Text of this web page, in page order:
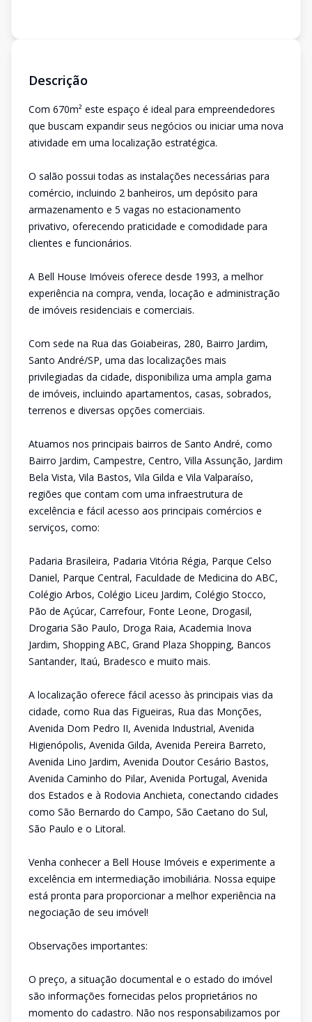
Descrição
Com 670m² este espaço é ideal para empreendedores
que buscam expandir seus negócios ou iniciar uma nova
atividade em uma localização estratégica.
O salão possui todas as instalações necessárias para
comércio, incluindo 2 banheiros, um depósito para
armazenamento e 5 vagas no estacionamento
privativo, oferecendo praticidade e comodidade para
clientes e funcionários.
A Bell House Imóveis oferece desde 1993, a melhor
experiência na compra, venda, locação e administração
de imóveis residenciais e comerciais.
Com sede na Rua das Goiabeiras, 280, Bairro Jardim,
Santo André/SP, uma das localizações mais
privilegiadas da cidade, disponibiliza uma ampla gama
de imóveis, incluindo apartamentos, casas, sobrados,
terrenos e diversas opções comerciais.
Atuamos nos principais bairros de Santo André, como
Bairro Jardim, Campestre, Centro, Villa Assunção, Jardim
Bela Vista, Vila Bastos, Vila Gilda e Vila Valparaíso,
regiões que contam com uma infraestrutura de
excelência e fácil acesso aos principais comércios e
serviços, como:
Padaria Brasileira, Padaria Vitória Régia, Parque Celso
Daniel, Parque Central, Faculdade de Medicina do ABC,
Colégio Arbos, Colégio Liceu Jardim, Colégio Stocco,
Pão de Açúcar, Carrefour, Fonte Leone, Drogasil,
Drogaria São Paulo, Droga Raia, Academia Inova
Jardim, Shopping ABC, Grand Plaza Shopping, Bancos
Santander, Itaú, Bradesco e muito mais.
A localização oferece fácil acesso às principais vias da
cidade, como Rua das Figueiras, Rua das Monções,
Avenida Dom Pedro II, Avenida Industrial, Avenida
Higienópolis, Avenida Gilda, Avenida Pereira Barreto,
Avenida Lino Jardim, Avenida Doutor Cesário Bastos,
Avenida Caminho do Pilar, Avenida Portugal, Avenida
dos Estados e à Rodovia Anchieta, conectando cidades
como São Bernardo do Campo, São Caetano do Sul,
São Paulo e o Litoral.
Venha conhecer a Bell House Imóveis e experimente a
excelência em intermediação imobiliária. Nossa equipe
está pronta para proporcionar a melhor experiência na
negociação de seu imóvel!
Observações importantes:
O preço, a situação documental e o estado do imóvel
são informações fornecidas pelos proprietários no
momento do cadastro. Não nos responsabilizamos por